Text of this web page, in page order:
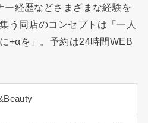
ー経歴などさまざまな経験を
う同店のコンセプトは「一人
+αを」。予約は24時間WEB